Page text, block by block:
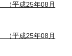
（平成25年08月
（平成25年08月